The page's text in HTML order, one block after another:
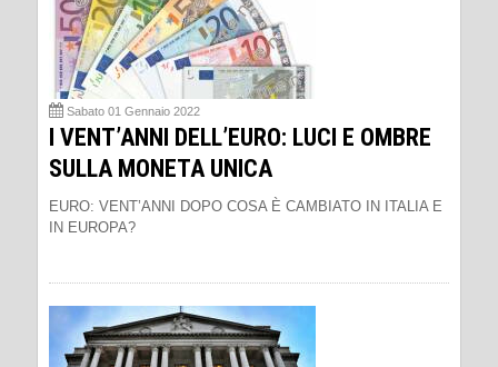
Sabato 01 Gennaio 2022
I VENT’ANNI DELL’EURO: LUCI E OMBRE
SULLA MONETA UNICA
EURO: VENT’ANNI DOPO COSA È CAMBIATO IN ITALIA E
IN EUROPA?